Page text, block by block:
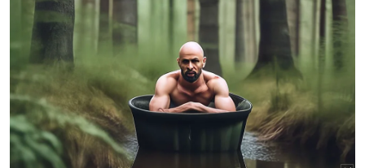
"Buktikan kepada rakyat Johor tindakan